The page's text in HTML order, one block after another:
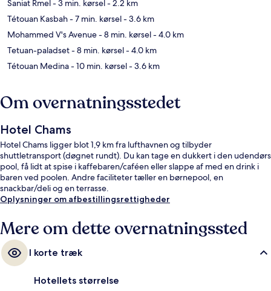
Saniat Rmel - 3 min. kørsel - 2.2 km
Tétouan Kasbah- 7 min. kørsel- 3.6 km
Mohammed V's Avenue- 8 min. kørsel- 4.0 km
Tetuan-paladset- 8 min. kørsel- 4.0 km
Tétouan Medina- 10 min. kørsel- 3.6 km
Om overnatningsstedet
Hotel Chams
Hotel Chams ligger blot 1,9 km fra lufthavnen og tilbyder
shuttletransport (døgnet rundt). Du kan tage en dukkert i den udendørs
pool, få lidt at spise i kaffebaren/caféen eller slappe af med en drink i
baren ved poolen. Andre faciliteter tæller en børnepool, en
snackbar/deli og en terrasse.
Oplysninger om afbestillingsrettigheder
Mere om dette overnatningssted
I korte træk
Hotellets størrelse